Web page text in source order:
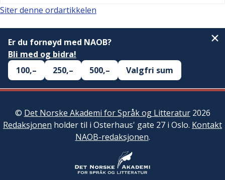
Siter denne ordartikkelen
Er du fornøyd med NAOB?
Bli med og bidra!
100,–
250,– 500,– Valgfri sum
© Det Norske Akademi for Språk og Litteratur2026
Redaksjonen holder til i Osterhaus' gate 27 i Oslo. Kontakt
NAOB-redaksjonen.